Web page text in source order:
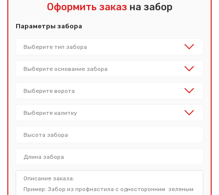
Оформить заказ на забор
Параметры забора